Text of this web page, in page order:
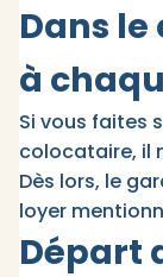
Dans le
à
Si vous faites
colocataire, il
Dès lors, le
loyer
Départ